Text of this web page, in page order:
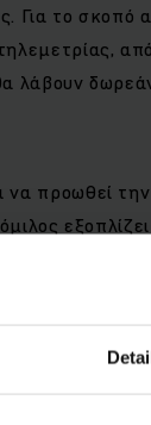
Για το σκοπό
λάβουν
προωθεί
από
δεδομένα